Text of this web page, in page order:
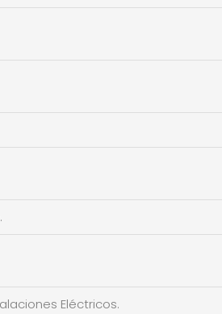
Eléctricos.